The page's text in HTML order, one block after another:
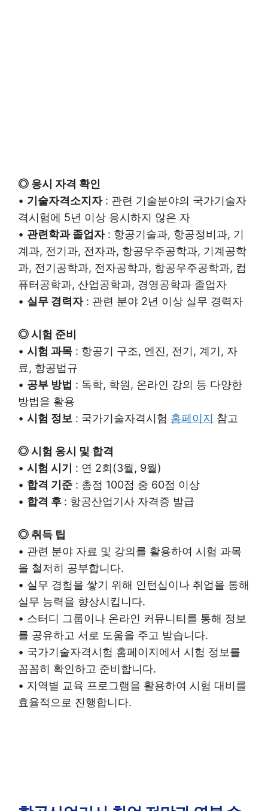
◎ 응시 자격 확인
• 기술자격소지자: 관련 기술분야의 국가기술자
격시험에 5년 이상 응시하지 않은 자
• 관련학과 졸업자: 항공기술과, 항공정비과, 기
계과, 전기과, 전자과, 항공우주공학과, 기계공학
과, 전기공학과, 전자공학과, 항공우주공학과, 컴
퓨터공학과, 산업공학과, 경영공학과 졸업자
• 실무 경력자: 관련 분야 2년 이상 실무 경력자
◎ 시험 준비
• 시험 과목 : 항공기 구조, 엔진, 전기, 계기, 자
료, 항공법규
• 공부 방법 : 독학, 학원, 온라인 강의 등 다양한
방법을 활용
• 시험 정보 : 국가기술자격시험 홈페이지 참고
◎ 시험 응시 및 합격
• 시험 시기 : 연 2회(3월, 9월)
• 합격 기준 : 총점 100점 중 60점 이상
• 합격 후 : 항공산업기사 자격증 발급
◎ 취득 팁
• 관련 분야 자료 및 강의를 활용하여 시험 과목
을 철저히 공부합니다.
• 실무 경험을 쌓기 위해 인턴십이나 취업을 통해
실무 능력을 향상시킵니다.
• 스터디 그룹이나 온라인 커뮤니티를 통해 정보
를 공유하고 서로 도움을 주고 받습니다.
• 국가기술자격시험 홈페이지에서 시험 정보를
꼼꼼히 확인하고 준비합니다.
• 지역별 교육 프로그램을 활용하여 시험 대비를
효율적으로 진행합니다.